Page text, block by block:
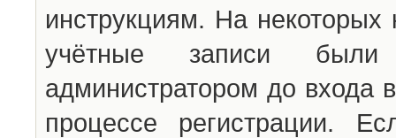
инструкциям. На
учётные записи были
администратором до входа
процессе регистрации.